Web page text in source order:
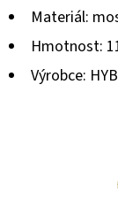
Materiál:
Hmotnost:
Výrobce: